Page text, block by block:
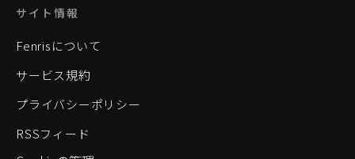
サイト情報
Fenrisについて
サービス規約
プライバシーポリシー
RSSフィード